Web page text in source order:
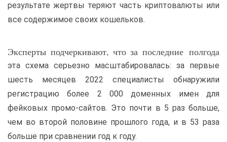
результате жертвы теряют часть криптовалюты или
все содержимое своих кошельков.
Эксперты подчеркивают, что за последние полгода
эта схема серьезно масштабировалась: за первые
шесть месяцев 2022 специалисты обнаружили
регистрацию более 2 000 доменных имен для
фейковых промо-сайтов. Это почти в 5 раз больше,
чем во второй половине прошлого года, и в 53 раза
больше при сравнении год к году.